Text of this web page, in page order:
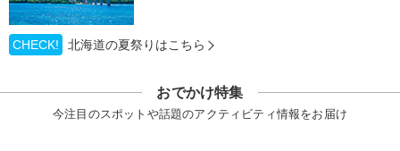
CHECK! 北海道の夏祭りはこちら
おでかけ特集
今注目のスポットや話題のアクティビティ情報をお届け